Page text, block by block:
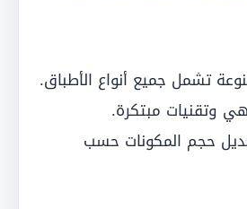
تشمل جميع أنواع الأطباق.
وتقنيات مبتكرة.
حجم المكونات حسب